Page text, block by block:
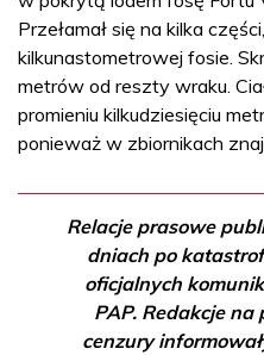
Przełamał się na kilka
kilkunastometrowej fosie.
metrów od reszty wraku.
promieniu kilkudziesięciu
ponieważ w zbiornikach
Relacje prasowe
dniach po
oficjalnych
PAP. Redakcje
cenzury